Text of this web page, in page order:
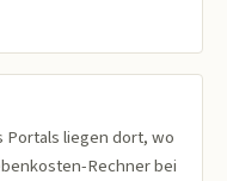
Portals liegen dort, wo
Rechner bei